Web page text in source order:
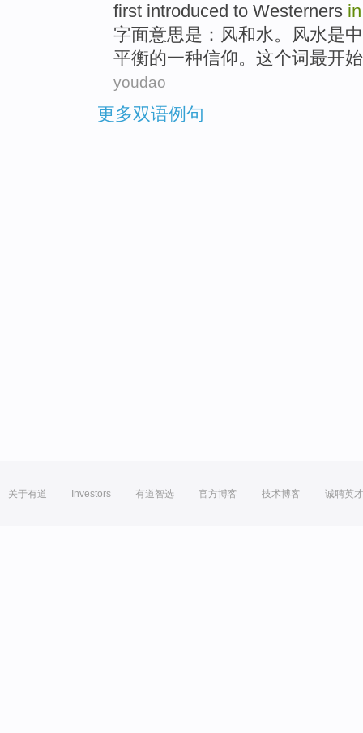
first introduced to Westerners in
字面意思是： 风和水。风水是
平衡的一种信仰。 这个词最开始
youdao
更多双语例句
关于有道 Investors 有道智选 官方博客 技术博客 诚聘英才